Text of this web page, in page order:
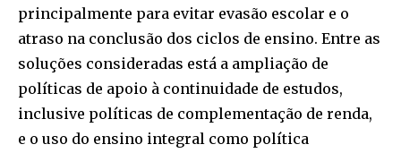
principalmente para evitar evasão escolar e o
atraso na conclusão dos ciclos de ensino. Entre as
soluções consideradas está a ampliação de
políticas de apoio à continuidade de estudos,
inclusive políticas de complementação de renda,
e o uso do ensino integral como política